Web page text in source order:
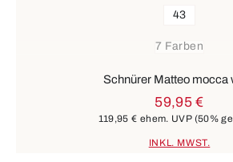
7 Farben
43
Schnürer Matteo mocca
59,95 €
119,95 € ehem. UVP (50%
INKL. MWST.